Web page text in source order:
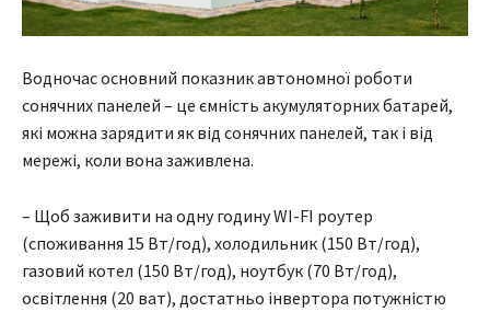
Водночас основний показник автономної роботи
сонячних панелей – це ємність акумуляторних батарей,
які можна зарядити як від сонячних панелей, так і від
мережі, коли вона заживлена.
– Щоб заживити на одну годину WI-FI роутер
(споживання 15 Вт/год), холодильник (150 Вт/год),
газовий котел (150 Вт/год), ноутбук (70 Вт/год),
освітлення (20 ват), достатньо інвертора потужністю